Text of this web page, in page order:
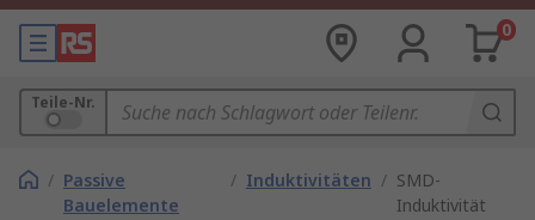
0
Teile-Nr.
/ Passive
Bauelemente
/ Induktivitäten / SMD-
Induktivität